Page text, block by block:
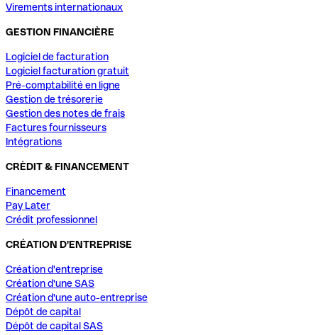
Virements internationaux
GESTION FINANCIÈRE
Logiciel de facturation
Logiciel facturation gratuit
Pré-comptabilité en ligne
Gestion de trésorerie
Gestion des notes de frais
Factures fournisseurs
Intégrations
CRÈDIT & FINANCEMENT
Financement
Pay Later
Crédit professionnel
CRÉATION D'ENTREPRISE
Création d'entreprise
Création d'une SAS
Création d'une auto-entreprise
Dépôt de capital
Dépôt de capital SAS